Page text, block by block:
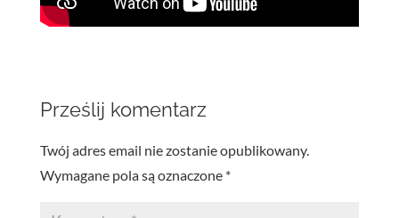
Prześlij komentarz
Twój adres email nie zostanie opublikowany.
Wymagane pola są oznaczone *